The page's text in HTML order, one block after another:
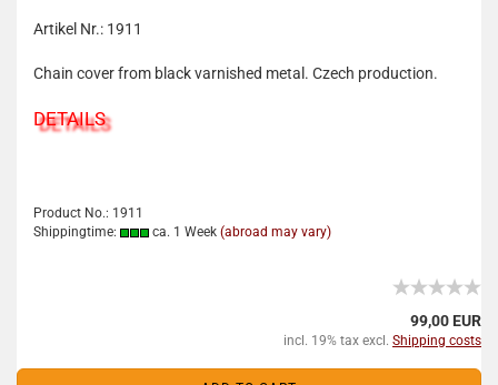
Artikel Nr.: 1911
Chain cover from black varnished metal. Czech production.
DETAILS
Product No.: 1911
Shippingtime:
ca. 1 Week (abroad may vary)
99,00 EUR
incl. 19% tax excl. Shipping costs